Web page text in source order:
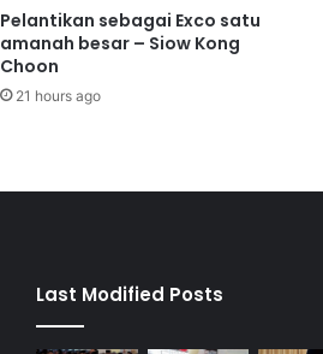
T
u
1
m
Pelantikan sebagai Exco satu
amanah besar – Siow Kong
Choon
21 hours ago
Last Modified Posts